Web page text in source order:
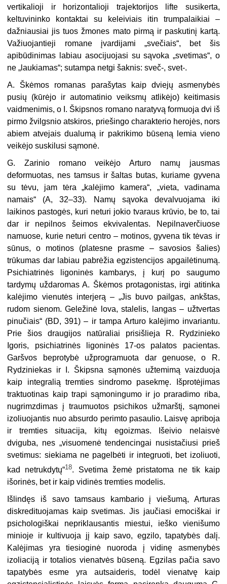
vertikalioji ir horizontalioji trajektorijos lifte susikerta,
keltuvininko kontaktai su keleiviais itin trumpalaikiai –
dažniausiai jis tuos žmones mato pirmą ir paskutinį kartą.
Važiuojantieji romane įvardijami „svečiais“, bet šis
apibūdinimas labiau asocijuojasi su sąvoka „svetimas“, o
ne „laukiamas“; sutampa netgi šaknis: sveč-, svet-.
A. Škėmos romanas parašytas kaip dviejų asmenybės
pusių (kūrėjo ir automatinio veiksmų atlikėjo) keitimasis
vaidmenimis, o I. Škipsnos romano naratyvą formuoja dvi iš
pirmo žvilgsnio atskiros, priešingo charakterio herojės, nors
abiem atvejais dualumą ir pakrikimo būseną lemia vieno
veikėjo suskilusi sąmonė.
G. Zarinio romano veikėjo Arturo namų jausmas
deformuotas, nes tamsus ir šaltas butas, kuriame gyvena
su tėvu, jam tėra „kalėjimo kamera“, „vieta, vadinama
namais“ (A, 32–33). Namų sąvoka devalvuojama iki
laikinos pastogės, kuri neturi jokio tvaraus krūvio, be to, tai
dar ir nepilnos šeimos ekvivalentas. Nepilnaverčiuose
namuose, kurie neturi centro – motinos, gyvena tik tėvas ir
sūnus, o motinos (platesne prasme – savosios šalies)
trūkumas dar labiau pabrėžia egzistencijos apgailėtinumą.
Psichiatrinės ligoninės kambarys, į kurį po saugumo
tardymų uždaromas A. Škėmos protagonistas, irgi atitinka
kalėjimo vienutės interjerą – „Jis buvo pailgas, ankštas,
rudom sienom. Geležinė lova, stalelis, langas – užtvertas
pinučiais“ (BD, 391) – ir tampa Arturo kalėjimo invariantu.
Prie šios draugijos natūraliai prisišlieja R. Rydzinieko
Igoris, psichiatrinės ligoninės 17-os palatos pacientas.
Garšvos beprotybė užprogramuota dar genuose, o R.
Rydziniekas ir I. Škipsna sąmonės užtemimą vaizduoja
kaip integralią tremties sindromo pasekmę. Išprotėjimas
traktuotinas kaip trapi sąmoningumo ir jo praradimo riba,
nugrimzdimas į traumuotos psichikos užmarštį, sąmonei
izoliuojantis nuo absurdo perimto pasaulio. Laisvę apriboja
ir tremties situacija, kitų egoizmas. Išeivio nelaisvė
dviguba, nes „visuomenė tendencingai nusistačiusi prieš
svetimus: siekiama ne pagelbėti ir integruoti, bet izoliuoti,
kad netrukdytų“18. Svetima žemė pristatoma ne tik kaip
išorinės, bet ir kaip vidinės tremties modelis.
Išlindęs iš savo tamsaus kambario į viešumą, Arturas
diskredituojamas kaip svetimas. Jis jaučiasi emociškai ir
psichologiškai nepriklausantis miestui, ieško vienišumo
minioje ir kultivuoja jį kaip savo, egzilo, tapatybės dalį.
Kalėjimas yra tiesioginė nuoroda į vidinę asmenybės
izoliaciją ir totalios vienatvės būseną. Egzilas pačia savo
tapatybės esme yra autsaideris, todėl vienatvę kaip